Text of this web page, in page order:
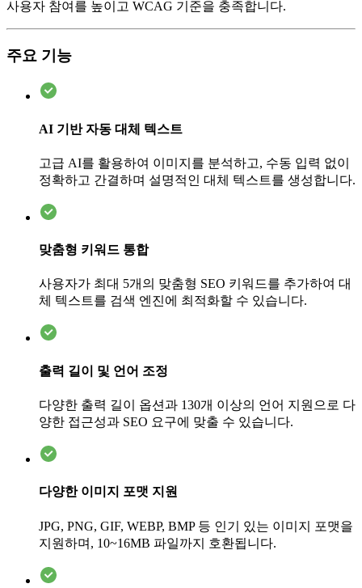
사용자 참여를 높이고 WCAG 기준을 충족합니다.
주요 기능
AI 기반 자동 대체 텍스트
고급 AI를 활용하여 이미지를 분석하고, 수동 입력 없이
정확하고 간결하며 설명적인 대체 텍스트를 생성합니다.
맞춤형 키워드 통합
사용자가 최대 5개의 맞춤형 SEO 키워드를 추가하여 대
체 텍스트를 검색 엔진에 최적화할 수 있습니다.
출력 길이 및 언어 조정
다양한 출력 길이 옵션과 130개 이상의 언어 지원으로 다
양한 접근성과 SEO 요구에 맞출 수 있습니다.
다양한 이미지 포맷 지원
JPG, PNG, GIF, WEBP, BMP 등 인기 있는 이미지 포맷을
지원하며, 10~16MB 파일까지 호환됩니다.